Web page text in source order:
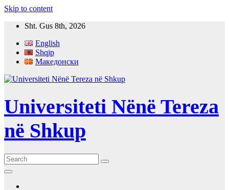
Skip to content
Sht. Gus 8th, 2026
English
Shqip
Македонски
Universiteti Nënë Tereza
në Shkup